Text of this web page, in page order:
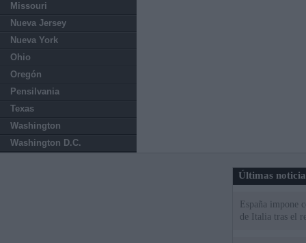
Missouri
Nueva Jersey
Nueva York
Ohio
Oregón
Pensilvania
Texas
Washington
Washington D.C.
Últimas
España impone
de Italia tras el